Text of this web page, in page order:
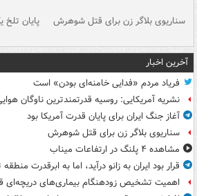
سناریوی بلاگر زن برای قتل شوهرش پایان تلخ
آخرین اخبار
فریاد مردم «فدایی خامنه‌ای بودن» است
نشریه آمریکایی: روسیه قدرتمندترین ناوگان
آغاز جنگ ایران برای پایان قدرت آمریکا بود
سناریوی بلاگر زن برای قتل شوهرش
مشاهده ۴ پلنگ در ارتفاعات میناب
قرار بود ایران به زانو درآید، اما به ابرقدرت
اهمیت تشخیص زودهنگام بیماری‌های دریچه‌ای